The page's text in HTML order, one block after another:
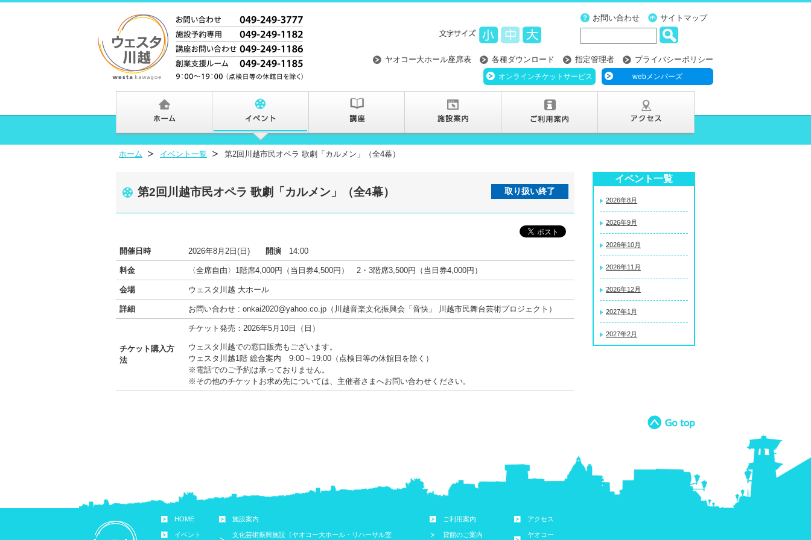
お問い合わせ サイトマップ
ヤオコー大ホール座席表 各種ダウンロード 指定管理者 プライバシーポリシー
オンラインチケットサービス webメンバーズ
ホーム イベント一覧 第2回川越市民オペラ 歌劇「カルメン」（全4幕）
イベント一覧
2026年8月
2026年9月
2026年10月
2026年11月
2026年12月
2027年1月
2027年2月
第2回川越市民オペラ 歌劇「カルメン」（全4幕） 取り扱い終了
開催日時 2026年8月2日(日) 開演 14:00
料金 〈全席自由〉1階席4,000円（当日券4,500円） 2・3階席3,500円（当日券4,000円）
会場 ウェスタ川越 大ホール
詳細 お問い合わせ : onkai2020@yahoo.co.jp（川越音楽文化振興会「音快」 川越市民舞台芸術プロジェクト）
チケット購入方
法
チケット発売：2026年5月10日（日）
ウェスタ川越での窓口販売もございます。
ウェスタ川越1階 総合案内 9:00～19:00（点検日等の休館日を除く）
※電話でのご予約は承っておりません。
※その他のチケットお求め先については、主催者さまへお問い合わせください。
HOME
イベント
施設案内
文化芸術振興施設［ヤオコー大ホール・リハーサル室
ご利用案内
貸館のご案内
アクセス
ヤオコー